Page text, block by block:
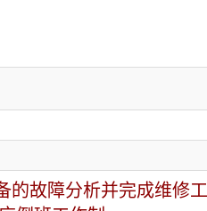
的故障分析并完成维修